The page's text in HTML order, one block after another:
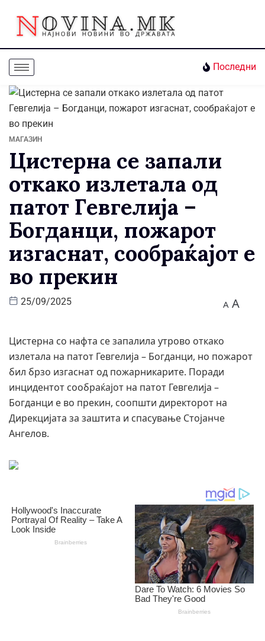
Последни
МАГАЗИН
Цистерна се запали
откако излетала од
патот Гевгелија –
Богданци, пожарот
изгаснат, сообраќајот е
во прекин
25/09/2025 A A
Цистерна со нафта се запалила утрово откако
излетала на патот Гевгелија – Богданци, но пожарот
бил брзо изгаснат од пожарникарите. Поради
инцидентот сообраќајот на патот Гевгелија –
Богданци е во прекин, соопшти директорот на
Дирекцијата за заштита и спасување Стојанче
Ангелов.